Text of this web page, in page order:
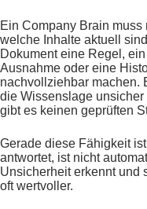
Ein Company Brain
welche Inhalte aktuell
Dokument eine Regel,
Ausnahme oder eine
nachvollziehbar machen.
die Wissenslage unsicher
gibt es keinen geprüften
Gerade diese Fähigkeit
antwortet, ist nicht
Unsicherheit erkennt und
oft wertvoller.